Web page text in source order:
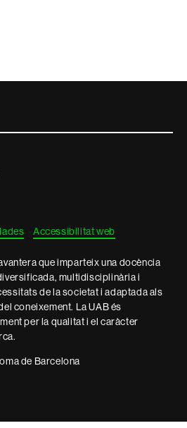
Accessibilitat web
que imparteix una docència
multidisciplinària i
de la societat i adaptada als
coneixement. La UAB és
per la qualitat i el caràcter
de Barcelona